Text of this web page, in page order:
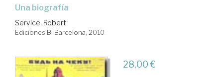
una biografía
Service, Robert
Ediciones B. Barcelona, 2010
28,00 €